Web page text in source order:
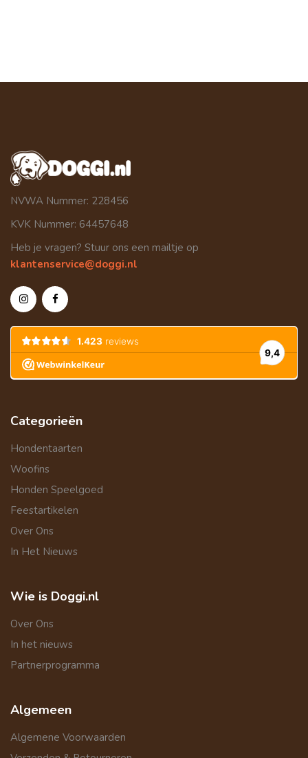
NVWA Nummer: 228456
KVK Nummer: 64457648
Heb je vragen? Stuur ons een mailtje op
klantenservice@doggi.nl
Categorieën
Hondentaarten
Woofins
Honden Speelgoed
Feestartikelen
Over Ons
In Het Nieuws
Wie is Doggi.nl
Over Ons
In het nieuws
Partnerprogramma
Algemeen
Algemene Voorwaarden